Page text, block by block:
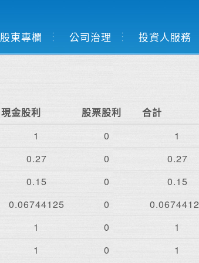
股東專欄 公司治理 投資人服務
現金股利 股票股利 合計
1 0 1
0.27 0 0.27
0.15 0 0.15
0.06744125 0
1 0 1
1 0 1